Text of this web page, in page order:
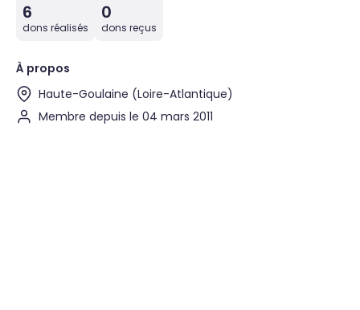
6
dons réalisés
0
dons reçus
À propos
Haute-Goulaine (Loire-Atlantique)
Membre depuis le 04 mars 2011